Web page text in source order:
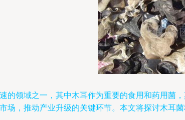
的领域之一，其中木耳作为重要的食用和药用
场，推动产业升级的关键环节。本文将探讨木耳